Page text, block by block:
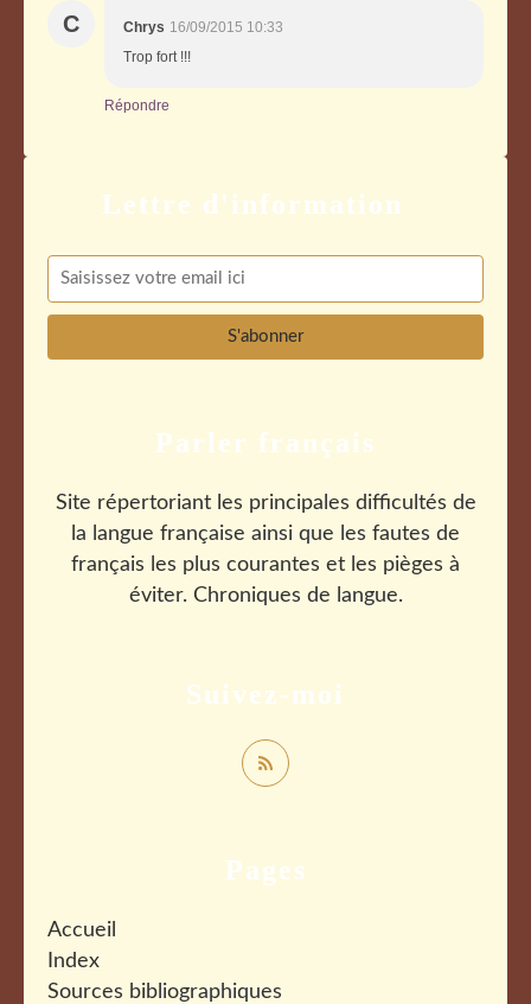
C Chrys 16/09/2015 10:33
Trop fort !!!
Répondre
Pages
Accueil
Index
Sources bibliographiques
Suivez-moi
Parler français
Site répertoriant les principales difficultés de
la langue française ainsi que les fautes de
français les plus courantes et les pièges à
éviter. Chroniques de langue.